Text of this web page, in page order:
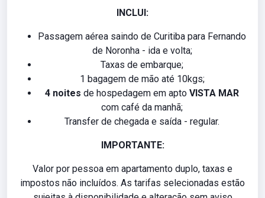
INCLUI:
Passagem aérea saindo de Curitiba para Fernando
de Noronha - ida e volta;
Taxas de embarque;
1 bagagem de mão até 10kgs;
4 noites de hospedagem em apto VISTA MAR
com café da manhã;
Transfer de chegada e saída - regular.
IMPORTANTE:
Valor por pessoa em apartamento duplo, taxas e
impostos não incluídos. As tarifas selecionadas estão